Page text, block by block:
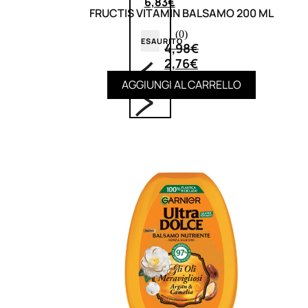
ESAURITO
ACCESSORI
Pennelli Viso
Pennelli Occhi
Pennelli Labbra
Accessori Make Up
Accessori Occhi
Ciglia Finte
Pinzette
Temperamatite
FRUCTIS VITAMIN BALSAMO 200 ML
(0)
4,98€
2,76€
AGGIUNGI AL CARRELLO